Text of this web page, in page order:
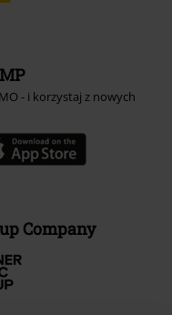
- i korzystaj z nowych
Company